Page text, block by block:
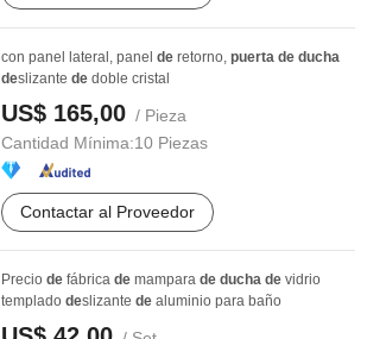
con panel lateral, panel de retorno, puerta de ducha
deslizante de doble cristal
US$ 165,00 / Pieza
Cantidad Mínima:10 Piezas
Contactar al Proveedor
Precio de fábrica de mampara de ducha de vidrio
templado deslizante de aluminio para baño